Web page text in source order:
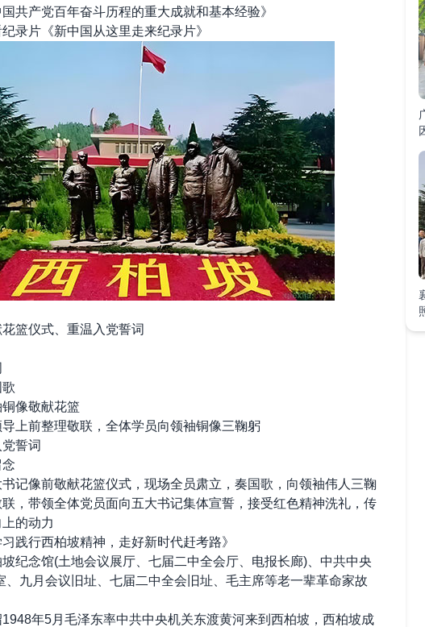
产党百年奋斗历程的重大成就和基本经验》
片《新中国从这里走来纪录片》
仪式、重温入党誓词
像敬献花篮
前整理敬联，全体学员向领袖铜像三鞠躬
誓词
像前敬献花篮仪式，现场全员肃立，奏国歌，向领袖伟人三鞠
，带领全体党员面向五大书记集体宣誓，接受红色精神洗礼，传
的动力
行西柏坡精神，走好新时代赶考路》
念馆(土地会议展厅、七届二中全会厅、电报长廊)、中共中央
、九月会议旧址、七届二中全会旧址、毛主席等老一辈革命家故
年5月毛泽东率中共中央机关东渡黄河来到西柏坡，西柏坡成